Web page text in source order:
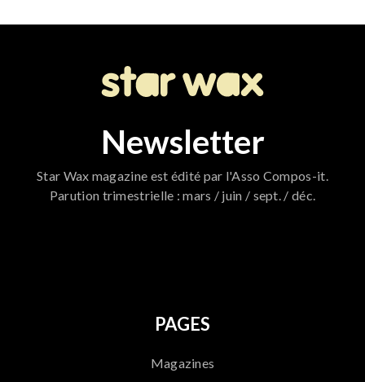
Newsletter
Star Wax magazine est édité par l'Asso Compos-it.
Parution trimestrielle : mars / juin / sept. / déc.
PAGES
Magazines